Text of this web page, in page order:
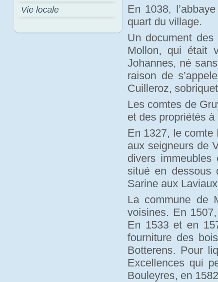
Vie locale
En 1038,
quart du village.
Un document des
Mollon, qui était
Johannes, né
raison de
Cuilleroz,
Les comtes de
et des propriétés à
En 1327, le comte
aux seigneurs de
divers
situé en dessous
Sarine aux
La commune de
voisines. En
En 1533 et en
fourniture des
Botterens. Pour
Excellences qui
Bouleyres, en